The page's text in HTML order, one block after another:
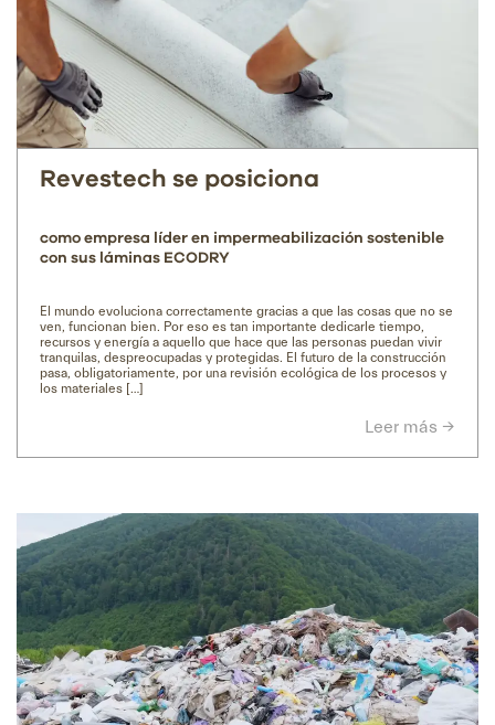
Revestech se posiciona
como empresa líder en impermeabilización sostenible
con sus láminas ECODRY
El mundo evoluciona correctamente gracias a que las cosas que no se
ven, funcionan bien. Por eso es tan importante dedicarle tiempo,
recursos y energía a aquello que hace que las personas puedan vivir
tranquilas, despreocupadas y protegidas. El futuro de la construcción
pasa, obligatoriamente, por una revisión ecológica de los procesos y
los materiales […]
Leer más →